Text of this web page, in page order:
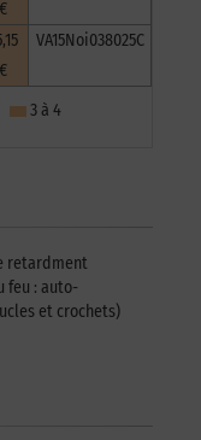
€
€
VA15Noi038025C
3 à 4
retardment
feu : auto-
et crochets)